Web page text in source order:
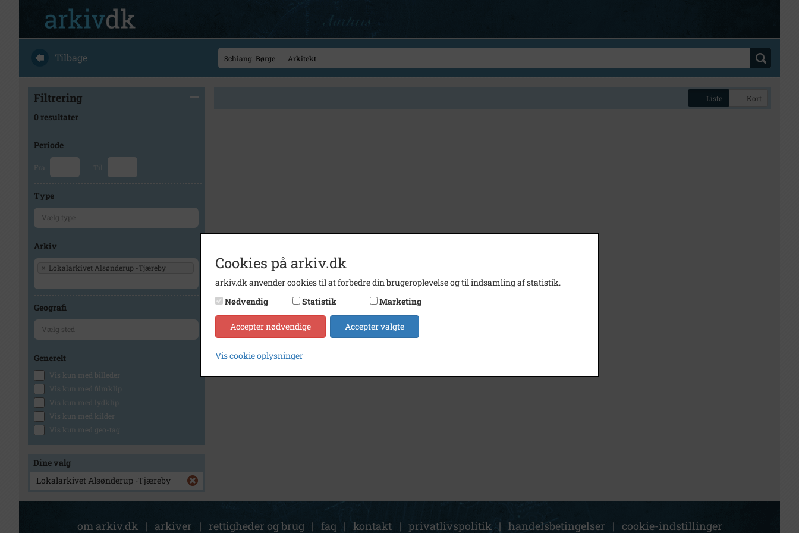
Tilbage
Filtrering
0 resultater
Periode
Fra Til
Type
Arkiv
× Lokalarkivet Alsønderup -Tjæreby
Geografi
Generelt
Vis kun med billeder
Vis kun med filmklip
Vis kun med lydklip
Vis kun med kilder
Vis kun med geo-tag
Dine valg
Lokalarkivet Alsønderup -Tjæreby
Liste Kort
om arkiv.dk | arkiver | rettigheder og brug | faq | kontakt | privatlivspolitik | handelsbetingelser | cookie-indstillinger
Cookies på arkiv.dk
arkiv.dk anvender cookies til at forbedre din brugeroplevelse og til indsamling af statistik.
Nødvendig
Statistik Marketing
Accepter nødvendige Accepter valgte
Vis cookie oplysninger